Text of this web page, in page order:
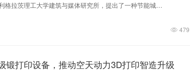
格拉茨理工大学建筑与媒体研究所，提出了一种节能城…
479
锻打印设备，推动空天动力3D打印智造升级